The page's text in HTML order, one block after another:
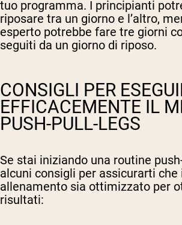
tuo programma. I principianti
riposare tra un giorno e l’altro,
esperto potrebbe fare tre giorni
seguiti da un giorno di riposo.
CONSIGLI PER
EFFICACEMENTE IL
PUSH-PULL-LEGS
Se stai iniziando una routine
alcuni consigli per assicurarti che
allenamento sia ottimizzato per
risultati: